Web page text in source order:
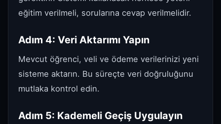
eğitim verilmeli, sorularına cevap verilmelidir.
Adım 4: Veri Aktarımı Yapın
Mevcut öğrenci, veli ve ödeme verilerinizi yeni
sisteme aktarın. Bu süreçte veri doğruluğunu
mutlaka kontrol edin.
Adım 5: Kademeli Geçiş Uygulayın